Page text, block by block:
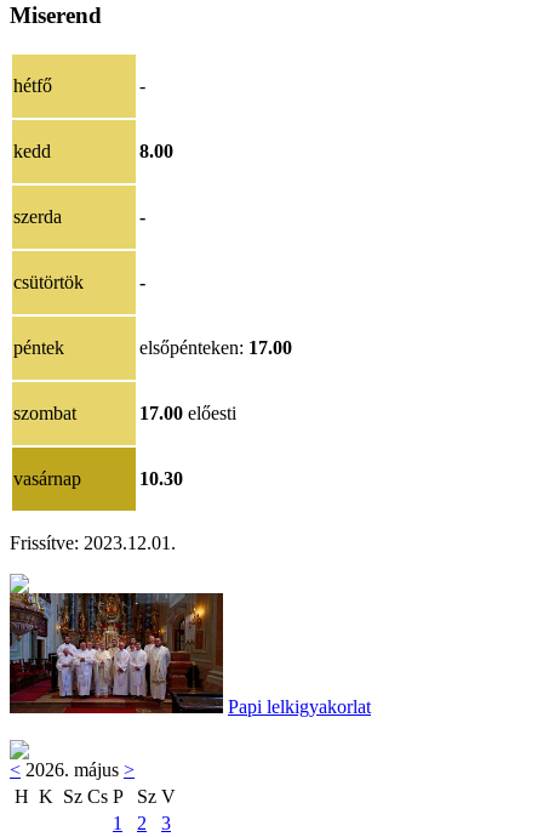
Miserend
hétfő -
kedd 8.00
szerda -
csütörtök -
péntek elsőpénteken: 17.00
szombat 17.00 előesti
vasárnap 10.30
Frissítve: 2023.12.01.
Papi lelkigyakorlat
< 2026. május >
H K Sz Cs P Sz V
1
2
3